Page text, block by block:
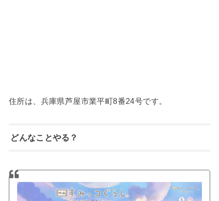
住所は、兵庫県芦屋市業平町8番24号です。
どんなことやる？